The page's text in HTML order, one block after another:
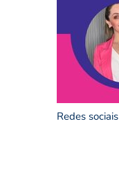
Redes sociais